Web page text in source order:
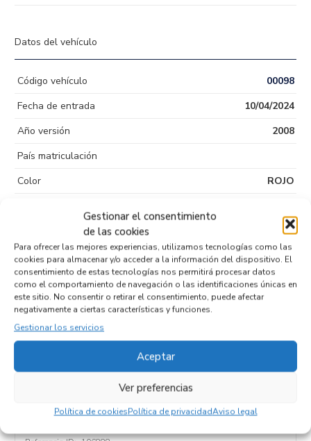
Gestionar el consentimiento
de las cookies
Para ofrecer las mejores experiencias, utilizamos tecnologías como las
cookies para almacenar y/o acceder a la información del dispositivo. El
consentimiento de estas tecnologías nos permitirá procesar datos
como el comportamiento de navegación o las identificaciones únicas en
este sitio. No consentir o retirar el consentimiento, puede afectar
negativamente a ciertas características y funciones.
Gestionar los servicios
Aceptar
Ver preferencias
Política de cookiesPolítica de privacidadAviso legal
Datos del vehículo
Código vehículo
00098
Fecha de entrada
10/04/2024
Año versión
2008
País matriculación
Color
ROJO
combustible
Sin plomo 95
Código motor
Código cambio
Productos relacionados
CAJA RELES / FUSIBLES 9663798280